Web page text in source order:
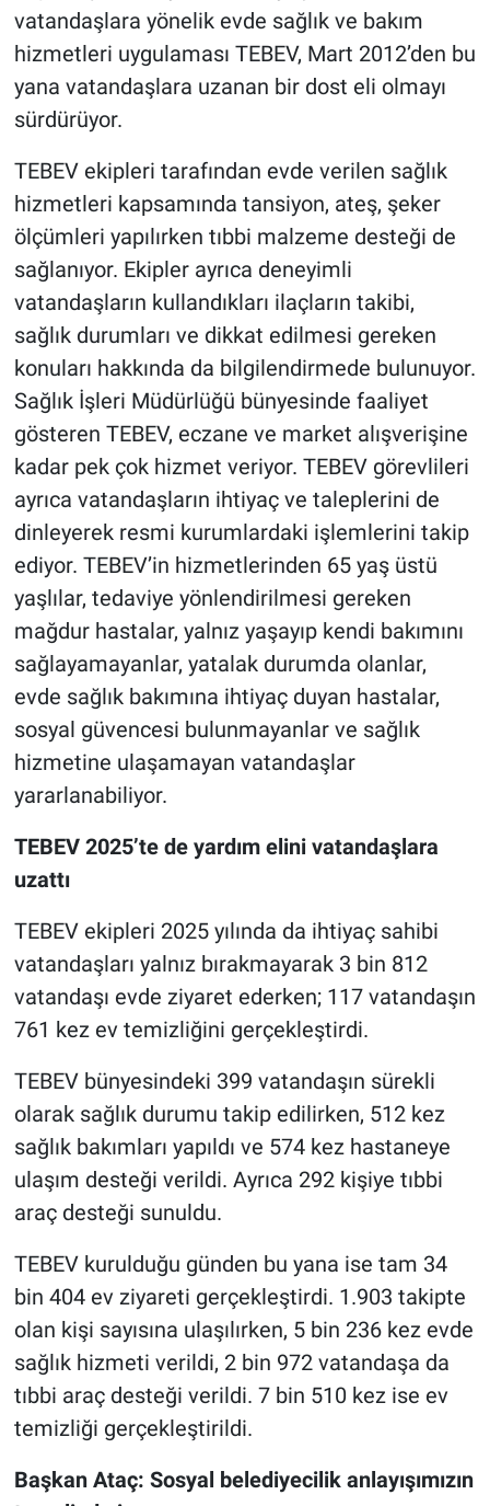
vatandaşlara yönelik evde sağlık ve bakım
hizmetleri uygulaması TEBEV, Mart 2012’den bu
yana vatandaşlara uzanan bir dost eli olmayı
sürdürüyor.
TEBEV ekipleri tarafından evde verilen sağlık
hizmetleri kapsamında tansiyon, ateş, şeker
ölçümleri yapılırken tıbbi malzeme desteği de
sağlanıyor. Ekipler ayrıca deneyimli
vatandaşların kullandıkları ilaçların takibi,
sağlık durumları ve dikkat edilmesi gereken
konuları hakkında da bilgilendirmede bulunuyor.
Sağlık İşleri Müdürlüğü bünyesinde faaliyet
gösteren TEBEV, eczane ve market alışverişine
kadar pek çok hizmet veriyor. TEBEV görevlileri
ayrıca vatandaşların ihtiyaç ve taleplerini de
dinleyerek resmi kurumlardaki işlemlerini takip
ediyor. TEBEV’in hizmetlerinden 65 yaş üstü
yaşlılar, tedaviye yönlendirilmesi gereken
mağdur hastalar, yalnız yaşayıp kendi bakımını
sağlayamayanlar, yatalak durumda olanlar,
evde sağlık bakımına ihtiyaç duyan hastalar,
sosyal güvencesi bulunmayanlar ve sağlık
hizmetine ulaşamayan vatandaşlar
yararlanabiliyor.
TEBEV 2025’te de yardım elini vatandaşlara
uzattı
TEBEV ekipleri 2025 yılında da ihtiyaç sahibi
vatandaşları yalnız bırakmayarak 3 bin 812
vatandaşı evde ziyaret ederken; 117 vatandaşın
761 kez ev temizliğini gerçekleştirdi.
TEBEV bünyesindeki 399 vatandaşın sürekli
olarak sağlık durumu takip edilirken, 512 kez
sağlık bakımları yapıldı ve 574 kez hastaneye
ulaşım desteği verildi. Ayrıca 292 kişiye tıbbi
araç desteği sunuldu.
TEBEV kurulduğu günden bu yana ise tam 34
bin 404 ev ziyareti gerçekleştirdi. 1.903 takipte
olan kişi sayısına ulaşılırken, 5 bin 236 kez evde
sağlık hizmeti verildi, 2 bin 972 vatandaşa da
tıbbi araç desteği verildi. 7 bin 510 kez ise ev
temizliği gerçekleştirildi.
Başkan Ataç: Sosyal belediyecilik anlayışımızın